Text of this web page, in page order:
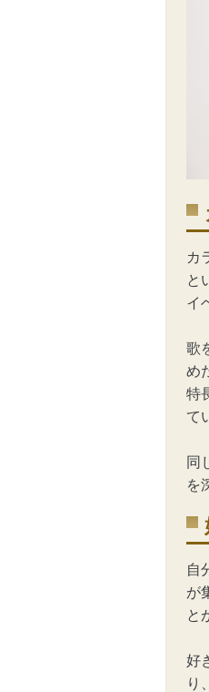
カ
と
イ
歌
め
特
て
同
を
自
が
と
好
り